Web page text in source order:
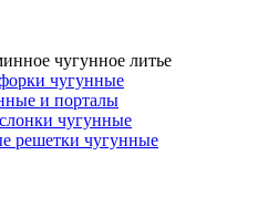
чугунное литье
чугунные
и порталы
чугунные
решетки чугунные